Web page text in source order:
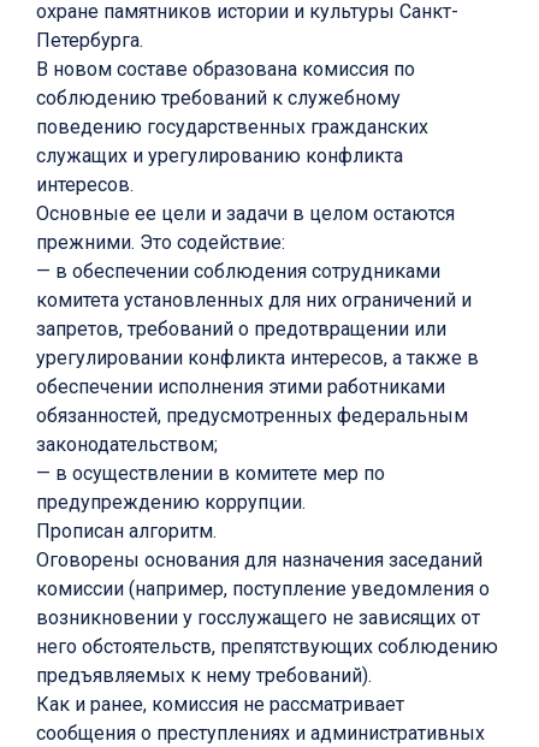
охране памятников истории и культуры Санкт-
Петербурга.
В новом составе образована комиссия по
соблюдению требований к служебному
поведению государственных гражданских
служащих и урегулированию конфликта
интересов.
Основные ее цели и задачи в целом остаются
прежними. Это содействие:
— в обеспечении соблюдения сотрудниками
комитета установленных для них ограничений и
запретов, требований о предотвращении или
урегулировании конфликта интересов, а также в
обеспечении исполнения этими работниками
обязанностей, предусмотренных федеральным
законодательством;
— в осуществлении в комитете мер по
предупреждению коррупции.
Прописан алгоритм.
Оговорены основания для назначения заседаний
комиссии (например, поступление уведомления о
возникновении у госслужащего не зависящих от
него обстоятельств, препятствующих соблюдению
предъявляемых к нему требований).
Как и ранее, комиссия не рассматривает
сообщения о преступлениях и административных